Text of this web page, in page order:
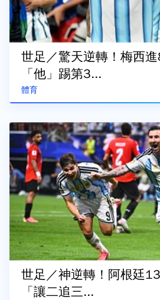
體育
世足／驚天逆轉！梅西
「他」踢第3...
世足／神逆轉！阿根廷
「讓二追三...